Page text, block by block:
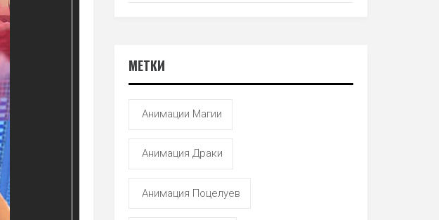
МЕТКИ
Анимации Магии
Анимация Драки
Анимация Поцелуев